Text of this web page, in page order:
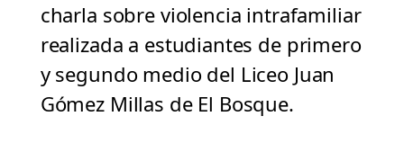
charla sobre violencia intrafamiliar
realizada a estudiantes de primero
y segundo medio del Liceo Juan
Gómez Millas de El Bosque.